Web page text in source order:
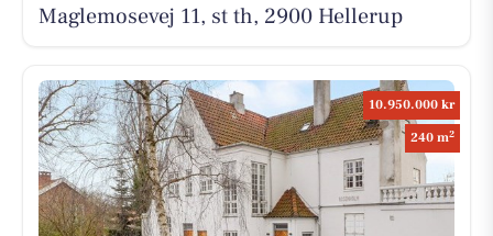
Maglemosevej 11, st th, 2900 Hellerup
10.950.000 kr
240 m2